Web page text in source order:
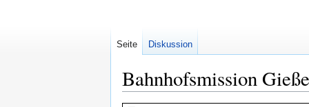
Bahnhofsmission
Seite Diskussion